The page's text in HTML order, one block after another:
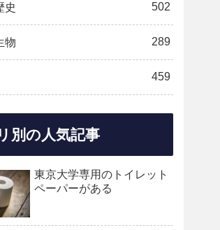
史 502
物 289
459
別の人気記事
東京大学専用のトイレット
ペーパーがある